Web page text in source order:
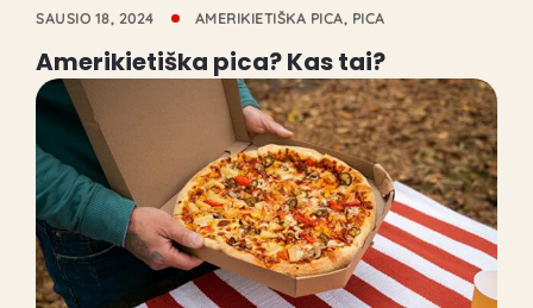
SAUSIO 18, 2024 AMERIKIETIŠKA PICA, PICA
Amerikietiška pica? Kas tai?